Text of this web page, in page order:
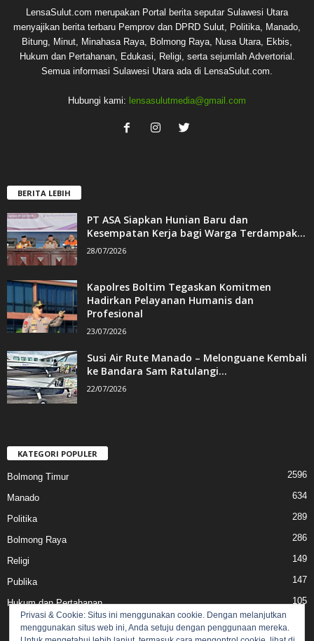
LensaSulut.com merupakan Portal berita seputar Sulawesi Utara
menyajikan berita terbaru Pemprov dan DPRD Sulut, Politika, Manado,
Bitung, Minut, Minahasa Raya, Bolmong Raya, Nusa Utara, Ekbis,
Hukum dan Pertahanan, Edukasi, Religi, serta sejumlah Advertorial.
Semua informasi Sulawesi Utara ada di LensaSulut.com.
Hubungi kami: lensasulutmedia@gmail.com
BERITA LEBIH
PT ASA Siapkan Hunian Baru dan
Kesempatan Kerja bagi Warga Terdampak...
28/07/2026
Kapolres Boltim Tegaskan Komitmen
Hadirkan Pelayanan Humanis dan
Profesional
23/07/2026
Susi Air Rute Manado – Melonguane Kembali
ke Bandara Sam Ratulangi...
22/07/2026
KATEGORI POPULER
Bolmong Timur 2596
Manado 634
Politika 289
Bolmong Raya 286
Religi 149
Publika 147
Hukum dan Pertahanan 105
Privasi & Cookie: Situs ini menggunakan cookie. Dengan melanjutkan
menggunakan situs web ini, Anda setuju dengan penggunaan mereka.